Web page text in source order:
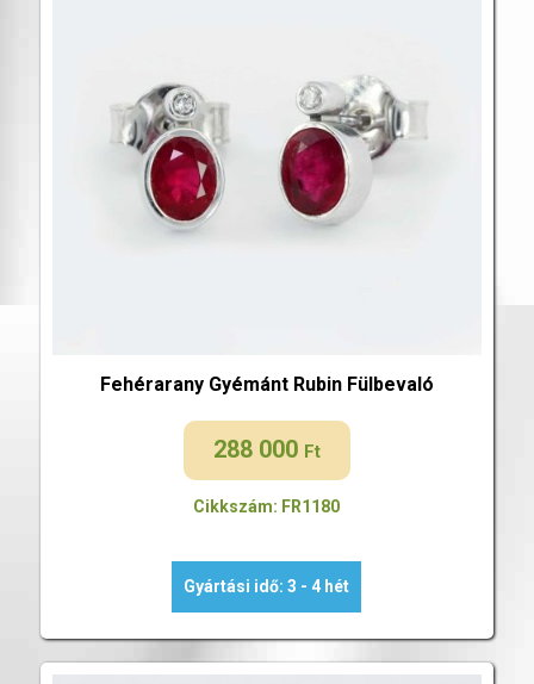
Fehérarany Gyémánt Rubin Fülbevaló
288 000 Ft
Cikkszám: FR1180
Gyártási idő: 3 - 4 hét